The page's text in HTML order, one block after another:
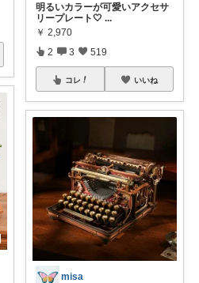
明るいカラーが可愛いアクセサ
リープレート🤍 ...
￥ 2,970
2 3 519
コレ いいね
misa